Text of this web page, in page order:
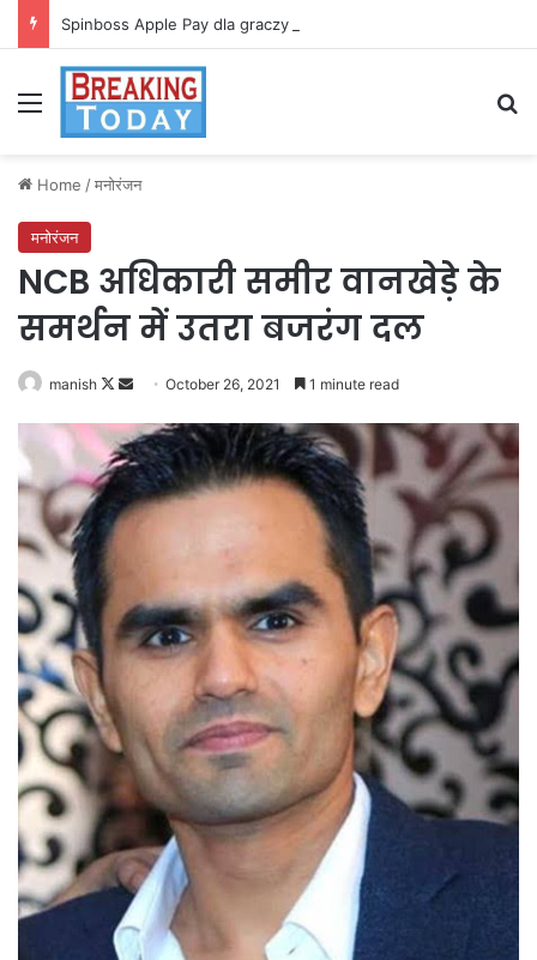
Spinboss Apple Pay dla graczy na iPhone
Menu
Home /मनोरंजन
मनोरंजन
NCB अधिकारी समीर वानखेड़े के
समर्थन में उतरा बजरंग दल
manish
Follow
X
Send
email
October 26, 2021 1 minute read